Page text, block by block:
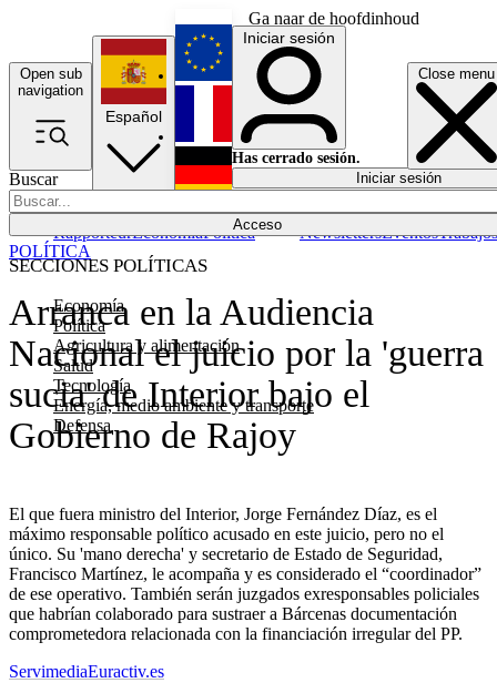
Ga naar de hoofdinhoud
Open sub
navigation
Close menu
Buscar
Acceso
SECCIONES POLÍTICAS
Economía
Política
Agricultura y alimentación
Salud
Tecnología
Energía, medio ambiente y transporte
Defensa
RapporteurEconomíaPolítica NewslettersEventosTrabajos
Español
English
Français
Iniciar sesión
Has cerrado sesión.
Iniciar sesión
Arranca en la Audiencia
Nacional el juicio por la 'guerra
sucia' de Interior bajo el
Gobierno de Rajoy
El que fuera ministro del Interior, Jorge Fernández Díaz, es el
máximo responsable político acusado en este juicio, pero no el
único. Su 'mano derecha' y secretario de Estado de Seguridad,
Francisco Martínez, le acompaña y es considerado el “coordinador”
de ese operativo. También serán juzgados exresponsables policiales
que habrían colaborado para sustraer a Bárcenas documentación
comprometedora relacionada con la financiación irregular del PP.
POLÍTICA
ServimediaEuractiv.es